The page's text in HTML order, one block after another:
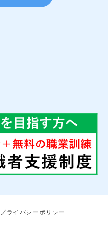
プライバシーポリシー